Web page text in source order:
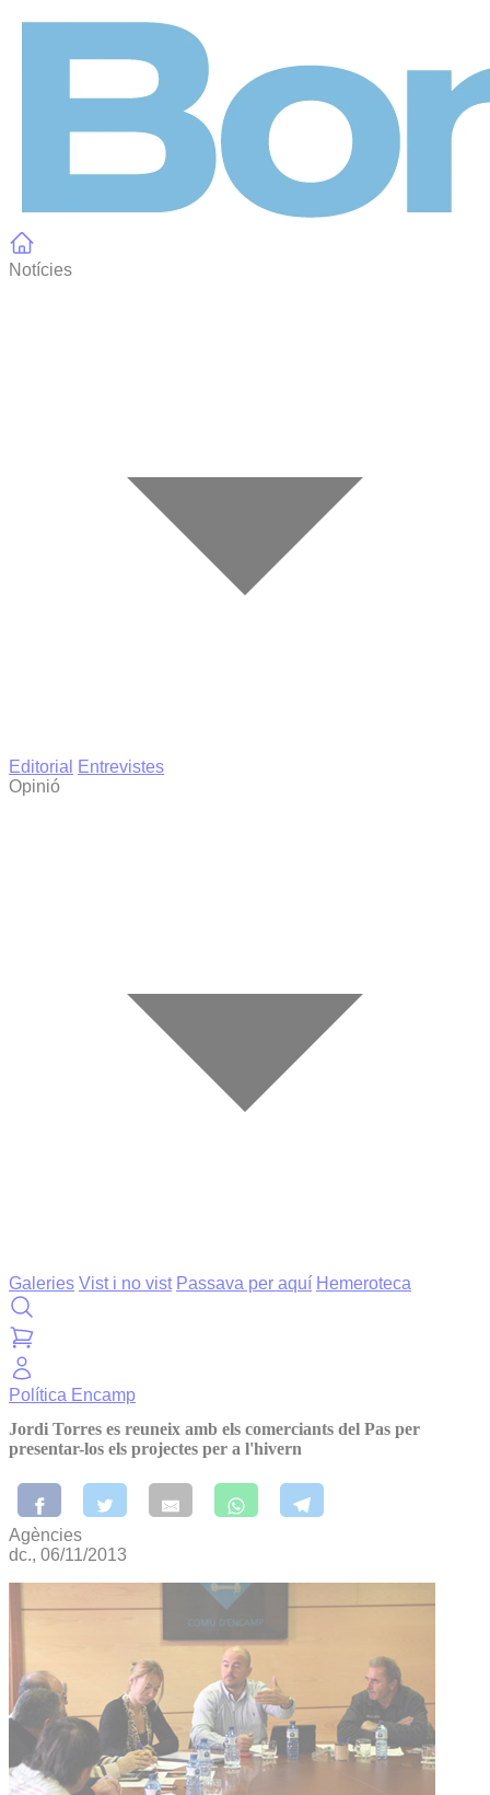
Notícies
Editorial
Entrevistes
Opinió
Galeries Vist i no vist Passava per aquí Hemeroteca
Política Encamp
Jordi Torres es reuneix amb els comerciants del Pas per
presentar-los els projectes per a l'hivern
Agències
dc., 06/11/2013